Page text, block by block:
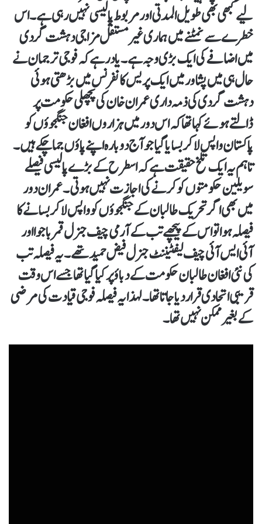
لیے کبھی بھی طویل المدتی اور مربوط پالیسی نہیں رہی ہے۔ اس
خطرے سے نمٹنے میں ہماری غیر مستقل مزاجی دہشت گردی
میں اضافے کی ایک بڑی وجہ ہے۔ یاد رہے کہ فوجی ترجمان نے
حال ہی میں پشاور میں ایک پریس کانفرنس میں بڑھتی ہوئی
دہشت گردی کی ذمہ داری عمران خان کی پچھلی حکومت پر
ڈالتے ہوئے کہا تھا کہ اس دور میں ہزاروں افغان جنگجوؤں کو
پاکستان واپس لا کر بسایا گیا جو آج دوبارہ اپنے پاؤں جما چکے ہیں۔
تاہم یہ ایک تلخ حقیقت ہے کہ اسطرح کے بڑے پالیسی فیصلے
سویلین حکومتوں کو کرنے کی اجازت نہیں ہوتی۔ عمران دور
میں بھی اگر تحریک طالبان کے جنگجوؤں کو واپس لا کر بسانے کا
فیصلہ ہوا تو اس کے پیچھے تب کے آرمی چیف جنرل قمر باجوا اور
آئی ایس آئی چیف لیفٹیننٹ جنرل فیض حمید تھے۔ یہ فیصلہ تب
کی نئی افغان طالبان حکومت کے دباؤ پر کیا گیا تھا جسے اس وقت
قریبی اتحادی قرار دیا جاتا تھا۔ لہذا یہ فیصلہ فوجی قیادت کی مرضی
کے بغیر ممکن نہیں تھا۔